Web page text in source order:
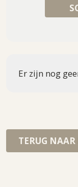
Er zijn nog
TERUG